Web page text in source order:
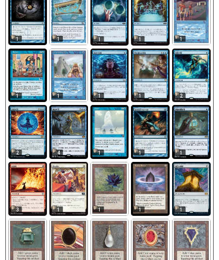
1 1 1 1 1
1 1 1 1 2
2 4 1 1 1
3 1 1 1 1